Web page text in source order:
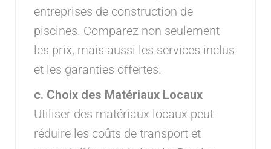
entreprises de construction de
piscines. Comparez non seulement
les prix, mais aussi les services inclus
et les garanties offertes.
c. Choix des Matériaux Locaux
Utiliser des matériaux locaux peut
réduire les coûts de transport et